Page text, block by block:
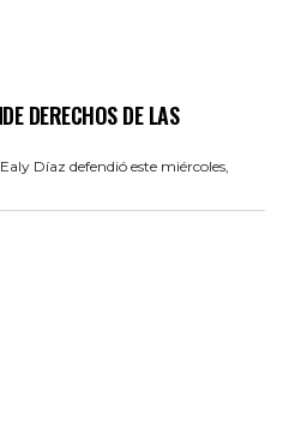
DERECHOS DE LAS
Díaz defendió este miércoles,